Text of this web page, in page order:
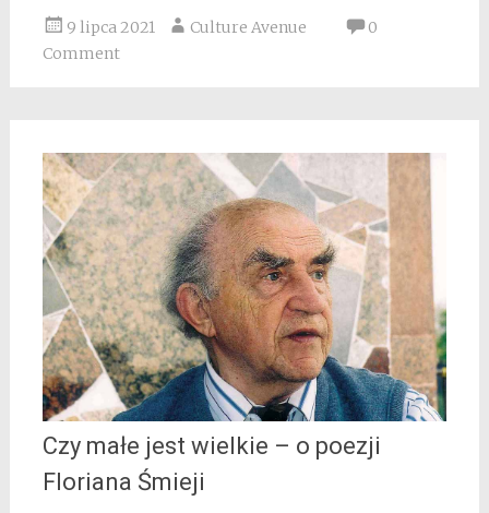
9 lipca 2021 Culture Avenue
0
Comment
Czy małe jest wielkie – o poezji
Floriana Śmieji